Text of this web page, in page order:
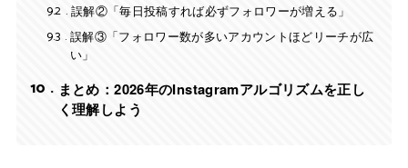
9.2 誤解②「毎日投稿すれば必ずフォロワーが増える」
9.3 誤解③「フォロワー数が多いアカウントほどリーチが広
い」
10
まとめ：2026年のInstagramアルゴリズムを正し
く理解しよう